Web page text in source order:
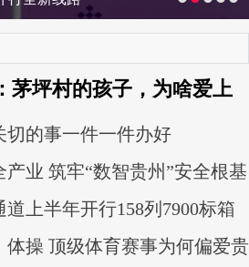
茅坪村的孩子，为啥爱上
切的事一件一件办好
业 筑牢“数智贵州”安全根基
上半年开行158列7900标箱
体操 顶级体育赛事为何偏爱贵